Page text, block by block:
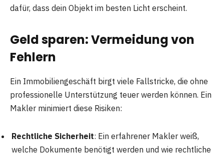
dafür, dass dein Objekt im besten Licht erscheint.
Geld sparen: Vermeidung von
Fehlern
Ein Immobiliengeschäft birgt viele Fallstricke, die ohne
professionelle Unterstützung teuer werden können. Ein
Makler minimiert diese Risiken:
Rechtliche Sicherheit: Ein erfahrener Makler weiß,
welche Dokumente benötigt werden und wie rechtliche